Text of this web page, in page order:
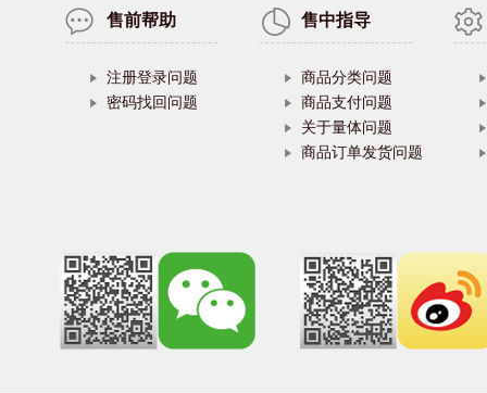
售前帮助
注册登录问题
密码找回问题
售中指导
商品分类问题
商品支付问题
关于量体问题
商品订单发货问题